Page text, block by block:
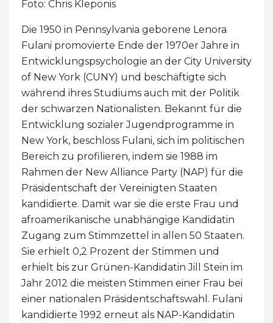
Foto: Chris Kleponis
Die 1950 in Pennsylvania geborene Lenora
Fulani promovierte Ende der 1970er Jahre in
Entwicklungspsychologie an der City University
of New York (CUNY) und beschäftigte sich
während ihres Studiums auch mit der Politik
der schwarzen Nationalisten. Bekannt für die
Entwicklung sozialer Jugendprogramme in
New York, beschloss Fulani, sich im politischen
Bereich zu profilieren, indem sie 1988 im
Rahmen der New Alliance Party (NAP) für die
Präsidentschaft der Vereinigten Staaten
kandidierte. Damit war sie die erste Frau und
afroamerikanische unabhängige Kandidatin
Zugang zum Stimmzettel in allen 50 Staaten.
Sie erhielt 0,2 Prozent der Stimmen und
erhielt bis zur Grünen-Kandidatin Jill Stein im
Jahr 2012 die meisten Stimmen einer Frau bei
einer nationalen Präsidentschaftswahl. Fulani
kandidierte 1992 erneut als NAP-Kandidatin